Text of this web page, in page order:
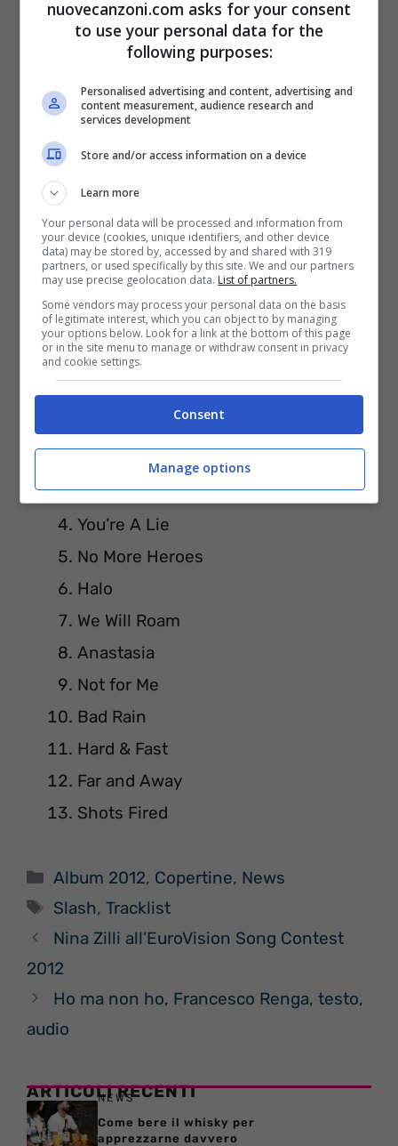
troverà un magazine e diversi bonus track.
Questa versione, sarà rilasciata nella data di
cui sopra.
Tracklist
One Last Thrill
Standing in the Sun
You’re A Lie
No More Heroes
Halo
We Will Roam
Anastasia
Not for Me
Bad Rain
Hard & Fast
Far and Away
Shots Fired
Categorie
Album 2012, Copertine, News
Tag
Slash,Tracklist
Nina Zilli all’EuroVision Song Contest
2012
Ho ma non ho, Francesco Renga, testo,
audio
ARTICOLI RECENTI
NEWS
Come bere il whisky per
apprezzarne davvero
nuovecanzoni.com asks for your consent
to use your personal data for the
following purposes:
Personalised advertising and content, advertising and
content measurement, audience research and
services development
Store and/or access information on a device
Learn more
Your personal data will be processed and information from
your device (cookies, unique identifiers, and other device
data) may be stored by, accessed by and shared with 319
partners, or used specifically by this site. We and our partners
may use precise geolocation data. List of partners.
Some vendors may process your personal data on the basis
of legitimate interest, which you can object to by managing
your options below. Look for a link at the bottom of this page
or in the site menu to manage or withdraw consent in privacy
and cookie settings.
Consent
Manage options